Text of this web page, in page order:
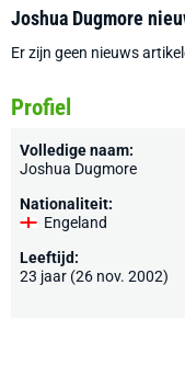
Joshua Dugmore
Er zijn geen nieuws
Profiel
Volledige naam:
Joshua Dugmore
Nationaliteit:
Engeland
Leeftijd:
23 jaar (26 nov. 2002)